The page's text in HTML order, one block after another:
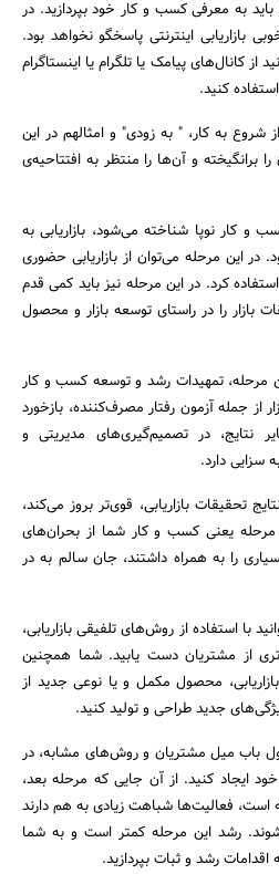
به معرفی کسب و کار خود بپردازید. در
بازاریابی اینترنتی پاسخگو نخواهد بود.
از کانال‌های پیامک یا تلگرام یا اینستاگرام
کنید.
به کار، " به زودی" و امثالهم در این
برانگیخته و آن‌ها را منتظر به افتتاحیه‌ی
و کار نوپا شناخته می‌شود، بازاریابی به
این مرحله می‌توان از بازاریابی حضوری
کرد. در این مرحله نیز باید کمی قدم
بازار را در راستای توسعه بازار و محصول
مرحله، تمهیدات رشد و توسعه کسب و کار
از جمله آزمون رفتار مصرف‌کننده، بازخورد
در تصمیم‌گیری‌های مدیریتی و
سزایی دارد.
تحقیقات بازاریابی، قوی‌تر بروز می‌کند،
یعنی کسب و کار شما از بحران‌های
را به همراه داشتند، جان سالم به در
با استفاده از روش‌های تلفیقی بازاریابی،
از مشتریان دست یابید. شما همچنین
محصول مکمل و یا نوعی جدید از
جدید طراحی و تولید کنید.
باب میل مشتریان و روش‌های مشابه، در
ایجاد کنید. از آن جایی که مرحله بعد،
است، فعالیت‌ها شباهت زیادی به هم دارند
رشد این مرحله کمتر است و به شما
رشد و ثبات بپردازید.